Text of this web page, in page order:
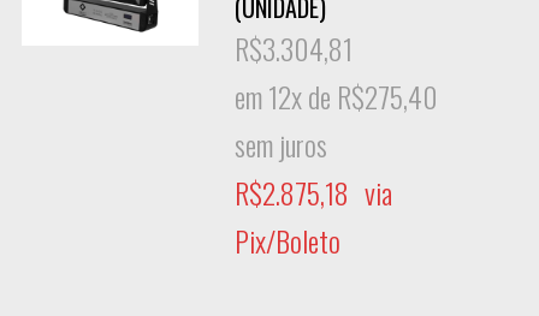
(UNIDADE)
R$3.304,81
em 12x de R$275,40
sem juros
R$2.875,18 via
Pix/Boleto